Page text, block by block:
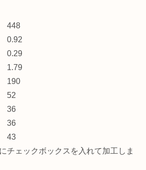
36
36
チェックボックスを入れて加工しま